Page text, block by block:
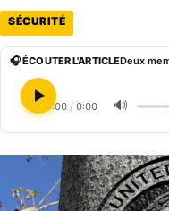
SÉCURITÉ
🎧 ÉCOUTER L'ARTICLE
0:00 / 0:00 🔊